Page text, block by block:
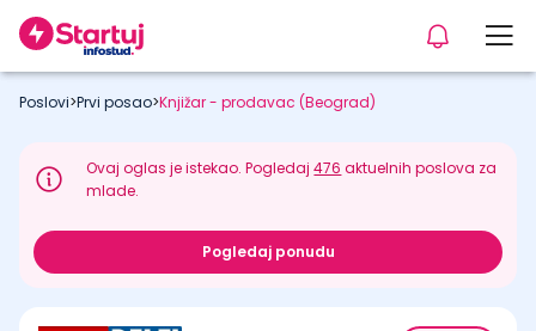
Poslovi>Prvi posao>Knjižar - prodavac (Beograd)
Ovaj oglas je istekao. Pogledaj476 aktuelnih poslova za
mlade.
Pogledaj ponudu